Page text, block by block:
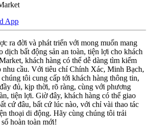
ra đời và phát triển với mong muốn mang
dịch bất động sản an toàn, tiện lợi cho khách
khách hàng có thể dễ dàng tìm kiếm
nhu cầu. Với tiêu chí Chính Xác, Minh Bạch,
tôi cung cấp tới khách hàng thông tin,
đủ, kịp thời, rõ ràng, cùng với phương
tiện lợi. Giờ đây, khách hàng có thể giao
cứ đâu, bất cứ lúc nào, với chỉ vài thao tác
thoại di động. Hãy cùng chúng tôi trải
hoàn toàn mới!